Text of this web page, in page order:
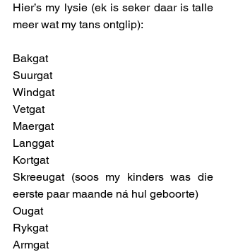
Hier’s my lysie (ek is seker daar is talle
meer wat my tans ontglip):
Bakgat
Suurgat
Windgat
Vetgat
Maergat
Langgat
Kortgat
Skreeugat (soos my kinders was die
eerste paar maande ná hul geboorte)
Ougat
Rykgat
Armgat